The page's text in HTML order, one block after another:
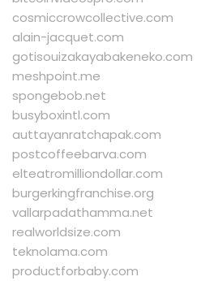
cosmiccrowcollective.com
alain-jacquet.com
gotisouizakayabakeneko.com
meshpoint.me
spongebob.net
busyboxintl.com
auttayanratchapak.com
postcoffeebarva.com
elteatromilliondollar.com
burgerkingfranchise.org
vallarpadathamma.net
realworldsize.com
teknolama.com
productforbaby.com